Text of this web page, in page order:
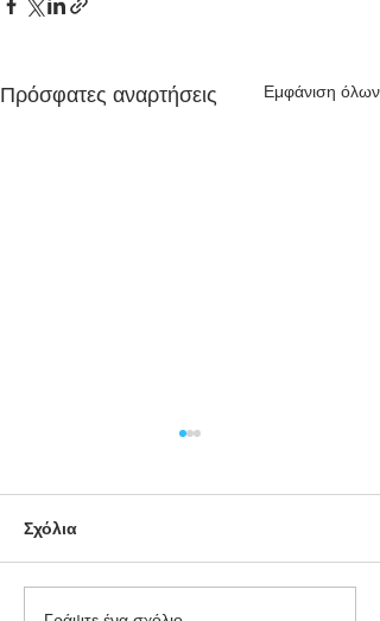
Πρόσφατες αναρτήσεις Εμφάνιση όλων
Σχόλια